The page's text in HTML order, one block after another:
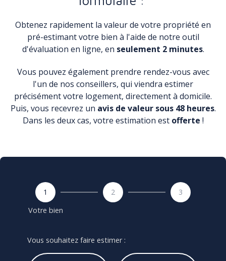
Obtenez rapidement la valeur de votre propriété en
pré-estimantvotre bien à l'aide de notre outil
d'évaluation en ligne, en seulement 2 minutes.
Vous pouvez également prendre rendez-vous avec
l'un de nos conseillers, qui viendra estimer
précisément votre logement, directement à domicile.
Puis, vous recevrez un avis de valeur sous 48 heures.
Dans les deux cas, votre estimation est offerte !
1
Votre bien
2 3
Vous souhaitez faire estimer :